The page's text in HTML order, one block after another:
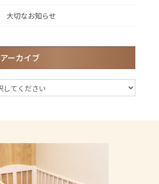
大切なお知らせ
アーカイブ